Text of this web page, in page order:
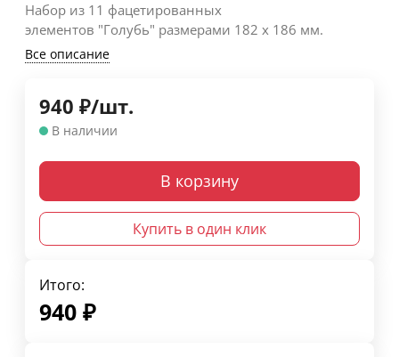
Набор из 11 фацетированных
элементов "Голубь" размерами 182 х 186 мм.
Все описание
940 ₽/шт.
В наличии
В корзину
Купить в один клик
Итого:
940 ₽